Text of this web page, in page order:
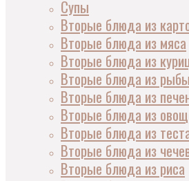
Супы
Вторые блюда из
Вторые блюда из мяса
Вторые блюда из
Вторые блюда из рыбы
Вторые блюда из
Вторые блюда из
Вторые блюда из
Вторые блюда из
Вторые блюда из риса